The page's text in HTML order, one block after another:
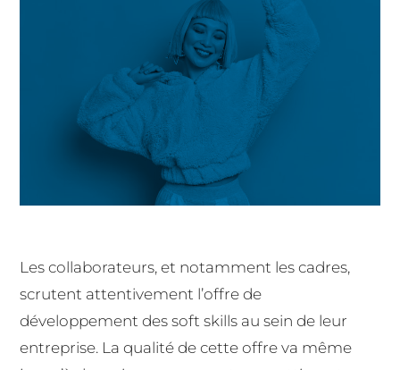
Les collaborateurs, et notamment les cadres,
scrutent attentivement l’offre de
développement des soft skills au sein de leur
entreprise. La qualité de cette offre va même